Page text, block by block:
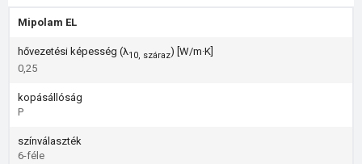
Mipolam EL
hővezetési képesség (λ10, száraz) [W/m·K]
0,25
kopásállóság
P
színválaszték
6-féle